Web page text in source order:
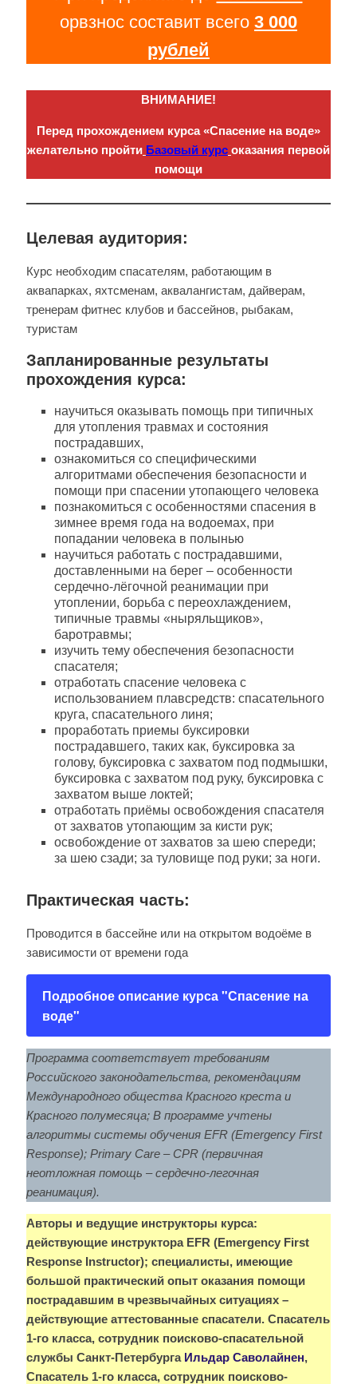
орвзнос составит всего 3 000
рублей
ВНИМАНИЕ!
Перед прохождением курса «Спасение на воде»
желательно пройти Базовый курс оказания первой
помощи
Целевая аудитория:
Курс необходим спасателям, работающим в
аквапарках, яхтсменам, аквалангистам, дайверам,
тренерам фитнес клубов и бассейнов, рыбакам,
туристам
Запланированные результаты
прохождения курса:
научиться оказывать помощь при типичных
для утопления травмах и состояния
пострадавших,
ознакомиться со специфическими
алгоритмами обеспечения безопасности и
помощи при спасении утопающего человека
познакомиться с особенностями спасения в
зимнее время года на водоемах, при
попадании человека в полынью
научиться работать с пострадавшими,
доставленными на берег – особенности
сердечно-лёгочной реанимации при
утоплении, борьба с переохлаждением,
типичные травмы «ныряльщиков»,
баротравмы;
изучить тему обеспечения безопасности
спасателя;
отработать спасение человека с
использованием плавсредств: спасательного
круга, спасательного линя;
проработать приемы буксировки
пострадавшего, таких как, буксировка за
голову, буксировка с захватом под подмышки,
буксировка с захватом под руку, буксировка с
захватом выше локтей;
отработать приёмы освобождения спасателя
от захватов утопающим за кисти рук;
освобождение от захватов за шею спереди;
за шею сзади; за туловище под руки; за ноги.
Практическая часть:
Проводится в бассейне или на открытом водоёме в
зависимости от времени года
Подробное описание курса "Спасение на
воде"
Программа соответствует требованиям
Российского законодательства, рекомендациям
Международного общества Красного креста и
Красного полумесяца; В программе учтены
алгоритмы системы обучения EFR (Emergency First
Response); Primary Care – CPR (первичная
неотложная помощь – сердечно-легочная
реанимация).
Авторы и ведущие инструкторы курса:
действующие инструктора EFR (Emergency First
Response Instructor); специалисты, имеющие
большой практический опыт оказания помощи
пострадавшим в чрезвычайных ситуациях –
действующие аттестованные спасатели. Спасатель
1-го класса, сотрудник поисково-спасательной
службы Санкт-Петербурга Ильдар Саволайнен,
Спасатель 1-го класса, сотрудник поисково-